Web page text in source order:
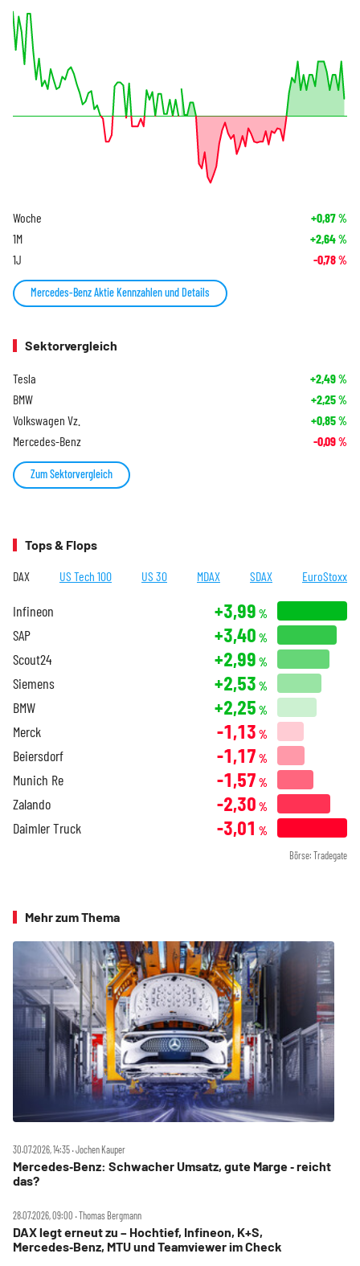
Woche +0,87%
1M +2,64%
1J -0,78%
Mercedes-Benz Aktie Kennzahlen und Details
Sektorvergleich
Tesla +2,49%
BMW +2,25%
Volkswagen Vz. +0,85%
Mercedes-Benz -0,09%
Zum Sektorvergleich
Tops & Flops
DAX US Tech 100 US 30 MDAX SDAX EuroStoxx
Infineon +3,99 %
SAP +3,40 %
Scout24 +2,99 %
Siemens +2,53 %
BMW +2,25 %
Merck -1,13 %
Beiersdorf -1,17 %
Munich Re -1,57 %
Zalando -2,30 %
Daimler Truck -3,01 %
Börse: Tradegate
Mehr zum Thema
30.07.2026, 14:35 ‧ Jochen Kauper
Mercedes‑Benz: Schwacher Umsatz, gute Marge ‑ reicht
das?
28.07.2026, 09:00 ‧ Thomas Bergmann
DAX legt erneut zu – Hochtief, Infineon, K+S,
Mercedes‑Benz, MTU und Teamviewer im Check